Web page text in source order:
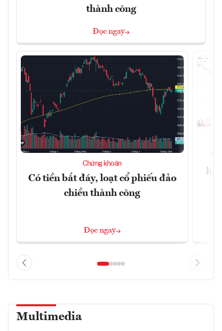
thành công
Đọc ngay
Chứng khoán
Có tiền bắt đáy, loạt cổ phiếu đảo
chiều thành công
Đọc ngay
lực
Multimedia